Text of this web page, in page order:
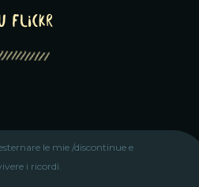
Flickr
le mie /discontinue e
i ricordi.